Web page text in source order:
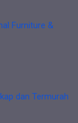
Furniture &
dan Termurah